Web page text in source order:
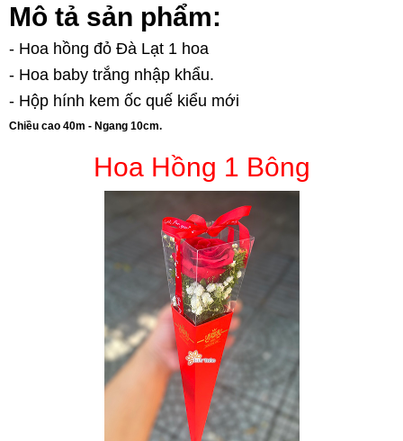
Mô tả sản phẩm:
- Hoa hồng đỏ Đà Lạt 1 hoa
- Hoa baby trắng nhập khẩu.
- Hộp hính kem ốc quế kiểu mới
Chiều cao 40m - Ngang 10cm.
Hoa Hồng 1 Bông